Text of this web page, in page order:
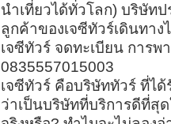
นำเที่ยวได้ทั่วโลก) บริษัท
ลูกค้าของเจซีทัวร์เดินทาง
เจซีทัวร์ จดทะเบียน การ
0835557015003
เจซีทัวร์ คือบริษัททัวร์ ที่ไ
ว่าเป็นบริษัทที่บริการดีที่สุ